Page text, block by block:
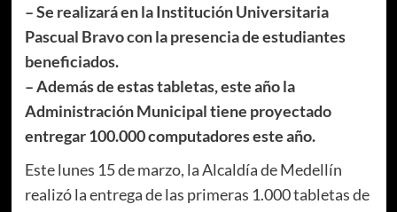
– Se realizará en la Institución Universitaria
Pascual Bravo con la presencia de estudiantes
beneficiados.
– Además de estas tabletas, este año la
Administración Municipal tiene proyectado
entregar 100.000 computadores este año.
Este lunes 15 de marzo, la Alcaldía de Medellín
realizó la entrega de las primeras 1.000 tabletas de